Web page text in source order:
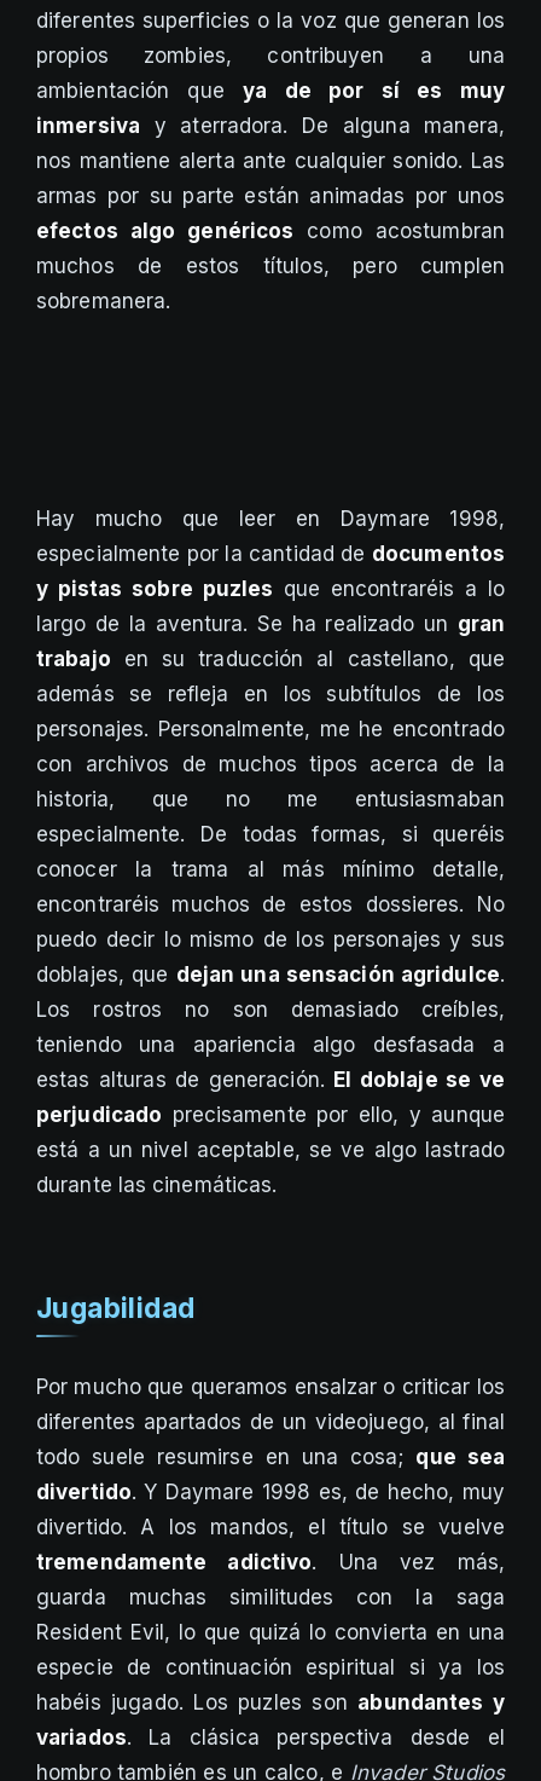
diferentes superficies o la voz que generan los
propios zombies, contribuyen a una
ambientación queya de por sí es muy
inmersiva y aterradora. De alguna manera,
nos mantiene alerta ante cualquier sonido. Las
armas por su parte están animadas por unos
efectos algo genéricos como acostumbran
muchos de estos títulos, pero cumplen
sobremanera.
Hay mucho que leer en Daymare 1998,
especialmente por la cantidad de documentos
y pistas sobre puzles que encontraréis a lo
largo de la aventura. Se ha realizado un gran
trabajo en su traducción al castellano, que
además se refleja en los subtítulos de los
personajes. Personalmente, me he encontrado
con archivos de muchos tipos acerca de la
historia, que no me entusiasmaban
especialmente. De todas formas, si queréis
conocer la trama al más mínimo detalle,
encontraréis muchos de estos dossieres. No
puedo decir lo mismo de los personajes y sus
doblajes, que dejan una sensación agridulce.
Los rostros no son demasiado creíbles,
teniendo una apariencia algo desfasada a
estas alturas de generación. El doblaje se ve
perjudicado precisamente por ello, y aunque
está a un nivel aceptable, se ve algo lastrado
durante las cinemáticas.
Jugabilidad
Por mucho que queramos ensalzar o criticar los
diferentes apartados de un videojuego, al final
todo suele resumirse en una cosa; que sea
divertido. Y Daymare 1998 es, de hecho, muy
divertido. A los mandos, el título se vuelve
tremendamente adictivo. Una vez más,
guarda muchas similitudes con la saga
Resident Evil, lo que quizá lo convierta en una
especie de continuación espiritual si ya los
habéis jugado. Los puzles son abundantes y
variados. La clásica perspectiva desde el
hombro también es un calco, e Invader Studios